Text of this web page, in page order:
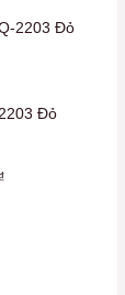
Đỏ